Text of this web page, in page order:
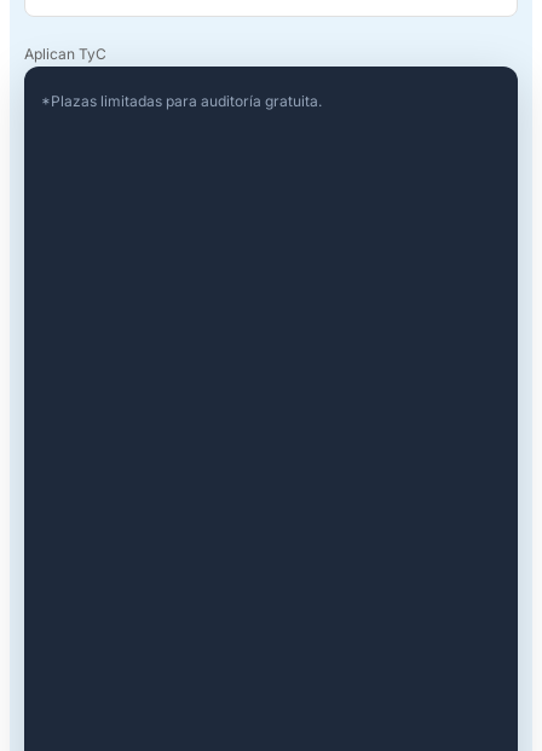
Aplican TyC
*Plazas limitadas para auditoría gratuita.